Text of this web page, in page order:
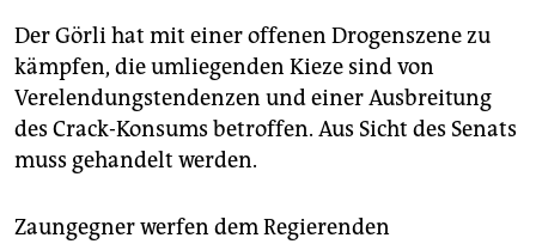
Der Görli hat mit einer offenen Drogenszene zu
kämpfen, die umliegenden Kieze sind von
Verelendungstendenzen und einer Ausbreitung
des Crack-Konsums betroffen. Aus Sicht des Senats
muss gehandelt werden.
Zaungegner werfen dem Regierenden